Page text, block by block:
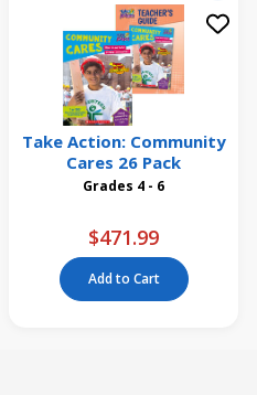
Take Action: Community
Cares 26 Pack
Grades 4 - 6
$471.99
Add to Cart